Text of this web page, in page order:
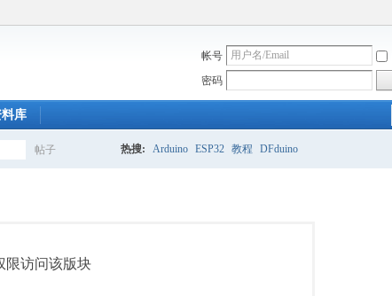
帐号
密码
库
帖子 热搜: Arduino ESP32 教程 DFduino
限访问该版块